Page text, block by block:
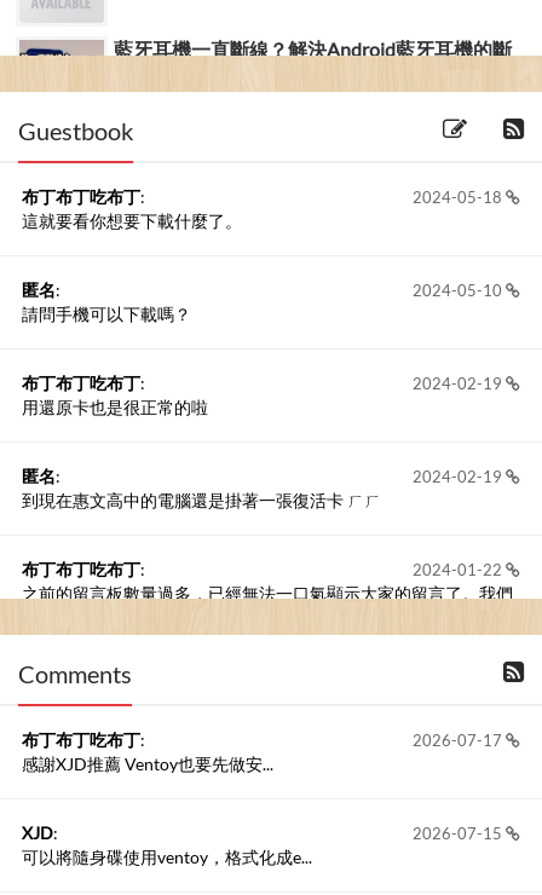
藍牙耳機一直斷線？解決Android藍牙耳機的斷
Guestbook
2024-05-18
布丁布丁吃布丁:
這就要看你想要下載什麼了。
2024-05-10
匿名:
請問手機可以下載嗎？
2024-02-19
布丁布丁吃布丁:
用還原卡也是很正常的啦
2024-02-19
匿名:
到現在惠文高中的電腦還是掛著一張復活卡 ㄏㄏ
2024-01-22
布丁布丁吃布丁:
之前的留言板數量過多，已經無法一口氣顯示大家的留言了。我們
Comments
2026-07-17
布丁布丁吃布丁:
感謝XJD推薦 Ventoy也要先做安...
2026-07-15
XJD:
可以將隨身碟使用ventoy，格式化成e...